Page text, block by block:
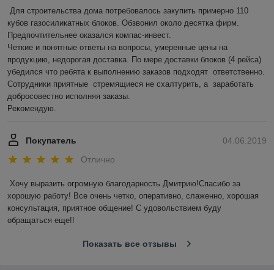
Для строительства дома потребовалось закупить примерно 110
кубов газосиликатных блоков. Обзвонил около десятка фирм.
Предпочтительнее оказался компас-инвест.
Четкие и понятные ответы на вопросы, умеренные цены на
продукцию, недорогая доставка. По мере доставки блоков (4 рейса)
убедился что ребята к выполнению заказов подходят  ответственно.
Сотрудники приятные  стремящиеся не схалтурить, а  заработать
добросовестно исполняя заказы.
Рекомендую.
04.06.2019
Покупатель
Отлично
Хочу выразить огромную благодарность Дмитрию!Спасибо за
хорошую работу! Все очень четко, оперативно, слаженно, хорошая
консультация, приятное общение! С удовольствием буду
обращаться еще!!
Показать все отзывы